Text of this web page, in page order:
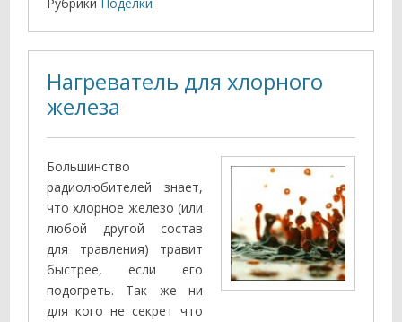
Рубрики Поделки
Нагреватель для хлорного
железа
Большинство
радиолюбителей знает,
что хлорное железо (или
любой другой состав
для травления) травит
быстрее, если его
подогреть. Так же ни
для кого не секрет что